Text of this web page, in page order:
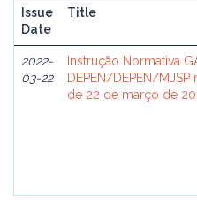
Issue
Date
Title
2022-
03-22
Instrução Normativa
DEPEN/DEPEN/MJSP
de 22 de março de